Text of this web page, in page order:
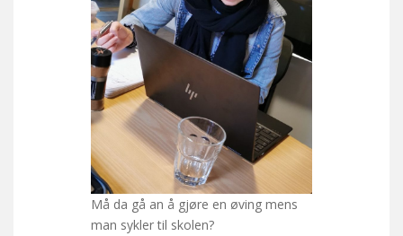
Må da gå an å gjøre en øving mens
man sykler til skolen?